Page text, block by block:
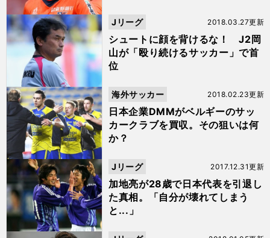
シュートに顔を背けるな！ J2岡
山が「殴り続けるサッカー」で首
位
2018.03.27更新
Jリーグ
日本企業DMMがベルギーのサッ
カークラブを買収。その狙いは何
か？
2018.02.23更新
海外サッカー
加地亮が28歳で日本代表を引退し
た真相。「自分が壊れてしまう
と...」
2017.12.31更新
Jリーグ